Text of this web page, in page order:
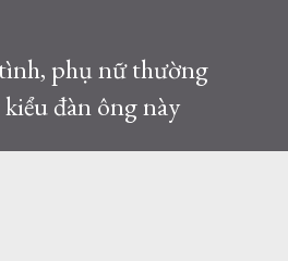
phụ nữ thường
đàn ông này